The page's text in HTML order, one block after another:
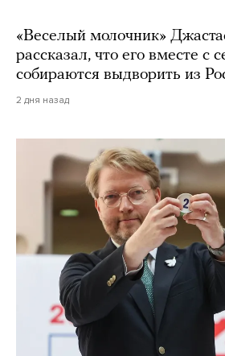
«Веселый молочник»
рассказал, что его вместе с
собираются выдворить из
2 дня назад